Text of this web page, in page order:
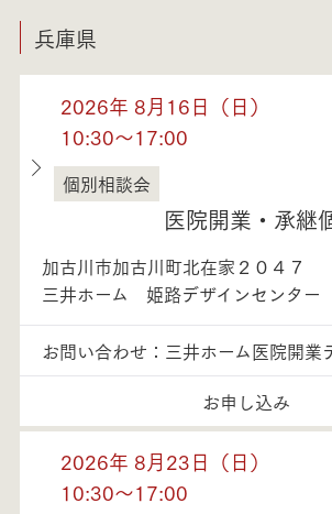
兵庫県
2026年 8月16日（日）
10:30～17:00
兵庫県
個別相談会
医院開業・承継
加古川市加古川町北在家２０４７
三井ホーム 姫路デザインセンター
お問い合わせ：三井ホーム医院開業
お申し込み
2026年 8月23日（日）
10:30～17:00